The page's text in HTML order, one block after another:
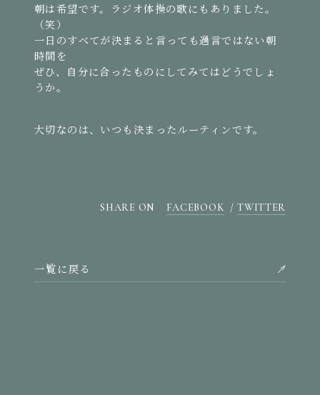
朝は希望です。ラジオ体操の歌にもありました。
（笑）
一日のすべてが決まると言っても過言ではない朝
時間を
ぜひ、自分に合ったものにしてみてはどうでしょ
うか。
大切なのは、いつも決まったルーティンです。
SHARE ON FACEBOOK TWITTER
一覧に戻る